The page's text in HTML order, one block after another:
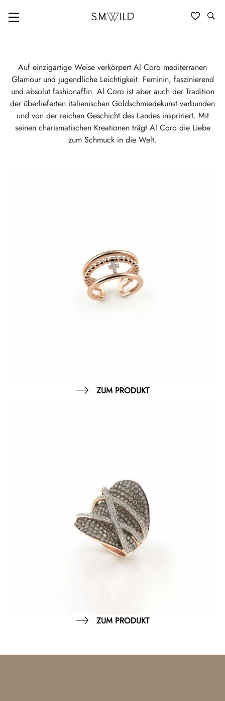
Auf einzigartige Weise verkörpert Al Coro mediterranen
Glamour und jugendliche Leichtigkeit. Feminin, faszinierend
und absolut fashionaffin. Al Coro ist aber auch der Tradition
der überlieferten italienischen Goldschmiedekunst verbunden
und von der reichen Geschicht des Landes inspririert. Mit
seinen charismatischen Kreationen trägt Al Coro die Liebe
zum Schmuck in die Welt.
ZUM PRODUKT
ZUM PRODUKT